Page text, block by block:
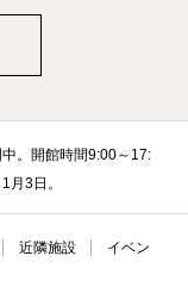
。開館時間9:00～17:
月3日。
近隣施設
イベン